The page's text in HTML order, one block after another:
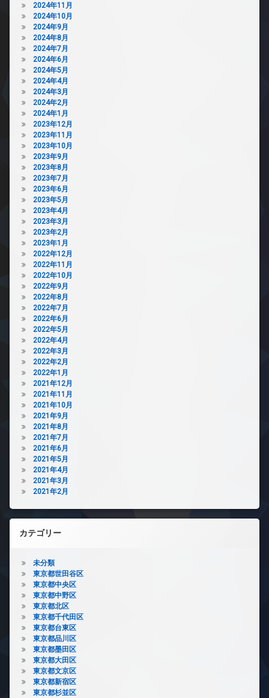
2024年11月
2024年10月
2024年9月
2024年8月
2024年7月
2024年6月
2024年5月
2024年4月
2024年3月
2024年2月
2024年1月
2023年12月
2023年11月
2023年10月
2023年9月
2023年8月
2023年7月
2023年6月
2023年5月
2023年4月
2023年3月
2023年2月
2023年1月
2022年12月
2022年11月
2022年10月
2022年9月
2022年8月
2022年7月
2022年6月
2022年5月
2022年4月
2022年3月
2022年2月
2022年1月
2021年12月
2021年11月
2021年10月
2021年9月
2021年8月
2021年7月
2021年6月
2021年5月
2021年4月
2021年3月
2021年2月
カテゴリー
未分類
東京都世田谷区
東京都中央区
東京都中野区
東京都北区
東京都千代田区
東京都台東区
東京都品川区
東京都墨田区
東京都大田区
東京都文京区
東京都新宿区
東京都杉並区